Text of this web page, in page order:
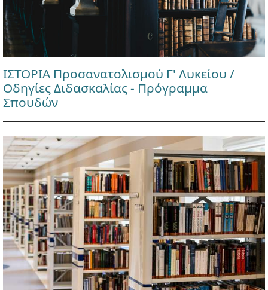
ΙΣΤΟΡΙΑ Προσανατολισμού Γ' Λυκείου /
Οδηγίες Διδασκαλίας - Πρόγραμμα
Σπουδών